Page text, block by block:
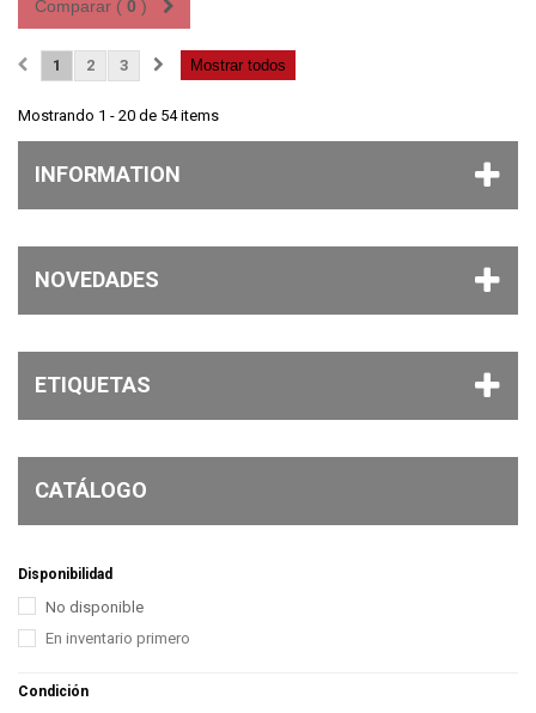
Comparar ( 0 )
Mostrar todos
1 2 3
Mostrando 1 - 20 de 54 items
INFORMATION
NOVEDADES
ETIQUETAS
CATÁLOGO
Disponibilidad
No disponible
En inventario primero
Condición